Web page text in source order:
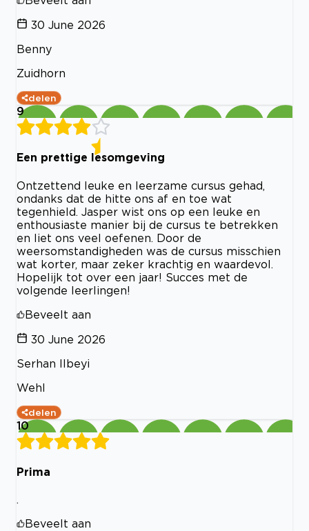
30 June 2026
Benny
Zuidhorn
delen
9
Een prettige lesomgeving
Ontzettend leuke en leerzame cursus gehad,
ondanks dat de hitte ons af en toe wat
tegenhield. Jasper wist ons op een leuke en
enthousiaste manier bij de cursus te betrekken
en liet ons veel oefenen. Door de
weersomstandigheden was de cursus misschien
wat korter, maar zeker krachtig en waardevol.
Hopelijk tot over een jaar! Succes met de
volgende leerlingen!
Beveelt aan
30 June 2026
Serhan Ilbeyi
Wehl
delen
10
Prima
.
Beveelt aan